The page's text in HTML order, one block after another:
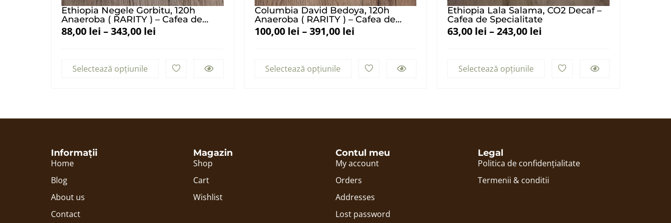
Ethiopia Negele Gorbitu, 120h
Anaeroba ( RARITY ) – Cafea de
Specialitate
88,00 lei –343,00 lei
Selectează opțiunile
Columbia David Bedoya, 120h
Anaeroba ( RARITY ) – Cafea de
Specialitate
100,00 lei –391,00 lei
Selectează opțiunile
Ethiopia Lala Salama, CO2 Decaf –
Cafea de Specialitate
63,00 lei –243,00 lei
Selectează opțiunile
Informații
Home
Blog
About us
Contact
Magazin
Shop
Cart
Wishlist
Contul meu
My account
Orders
Addresses
Lost password
Legal
Politica de confidențialitate
Termenii & conditii